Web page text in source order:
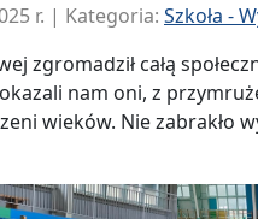
r. | Kategoria: Szkoła -
zgromadził całą
nam oni, z
wieków. Nie zabrakło